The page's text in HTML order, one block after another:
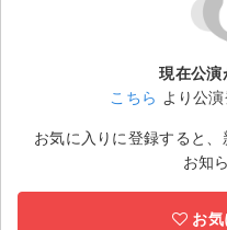
ライブ・コンサート（国内）
ライブ・コンサート（海外）
現在公演
こちら より公
お気に入りに登録すると
お知
お